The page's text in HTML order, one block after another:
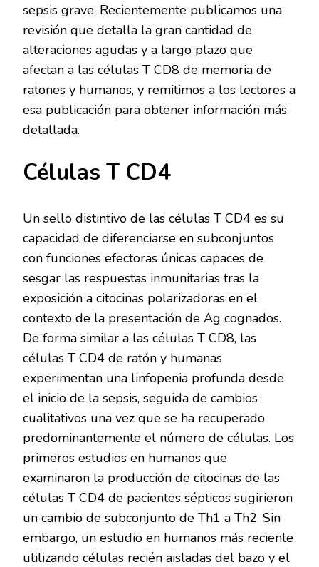
sepsis grave. Recientemente publicamos una
revisión que detalla la gran cantidad de
alteraciones agudas y a largo plazo que
afectan a las células T CD8 de memoria de
ratones y humanos, y remitimos a los lectores a
esa publicación para obtener información más
detallada.
Células T CD4
Un sello distintivo de las células T CD4 es su
capacidad de diferenciarse en subconjuntos
con funciones efectoras únicas capaces de
sesgar las respuestas inmunitarias tras la
exposición a citocinas polarizadoras en el
contexto de la presentación de Ag cognados.
De forma similar a las células T CD8, las
células T CD4 de ratón y humanas
experimentan una linfopenia profunda desde
el inicio de la sepsis, seguida de cambios
cualitativos una vez que se ha recuperado
predominantemente el número de células. Los
primeros estudios en humanos que
examinaron la producción de citocinas de las
células T CD4 de pacientes sépticos sugirieron
un cambio de subconjunto de Th1 a Th2. Sin
embargo, un estudio en humanos más reciente
utilizando células recién aisladas del bazo y el